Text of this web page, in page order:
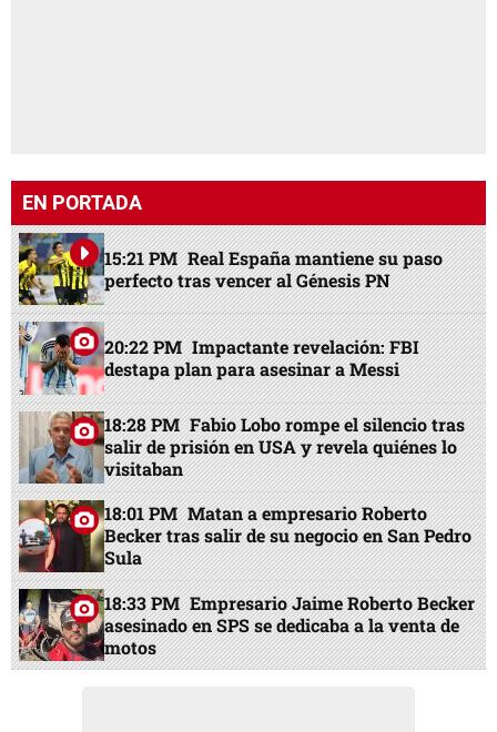
EN PORTADA
15:21 PM Real España mantiene su paso
perfecto tras vencer al Génesis PN
20:22 PM Impactante revelación: FBI
destapa plan para asesinar a Messi
18:28 PM Fabio Lobo rompe el silencio tras
salir de prisión en USA y revela quiénes lo
visitaban
18:01 PM Matan a empresario Roberto
Becker tras salir de su negocio en San Pedro
Sula
18:33 PM Empresario Jaime Roberto Becker
asesinado en SPS se dedicaba a la venta de
motos